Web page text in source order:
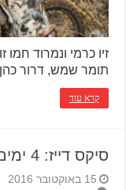
תומר שמש, דרור כהן
קרא עוד
סיקס דייז: 4 ימים למרוץ – הישראלים מתקדמים
15 באוקטובר 2016